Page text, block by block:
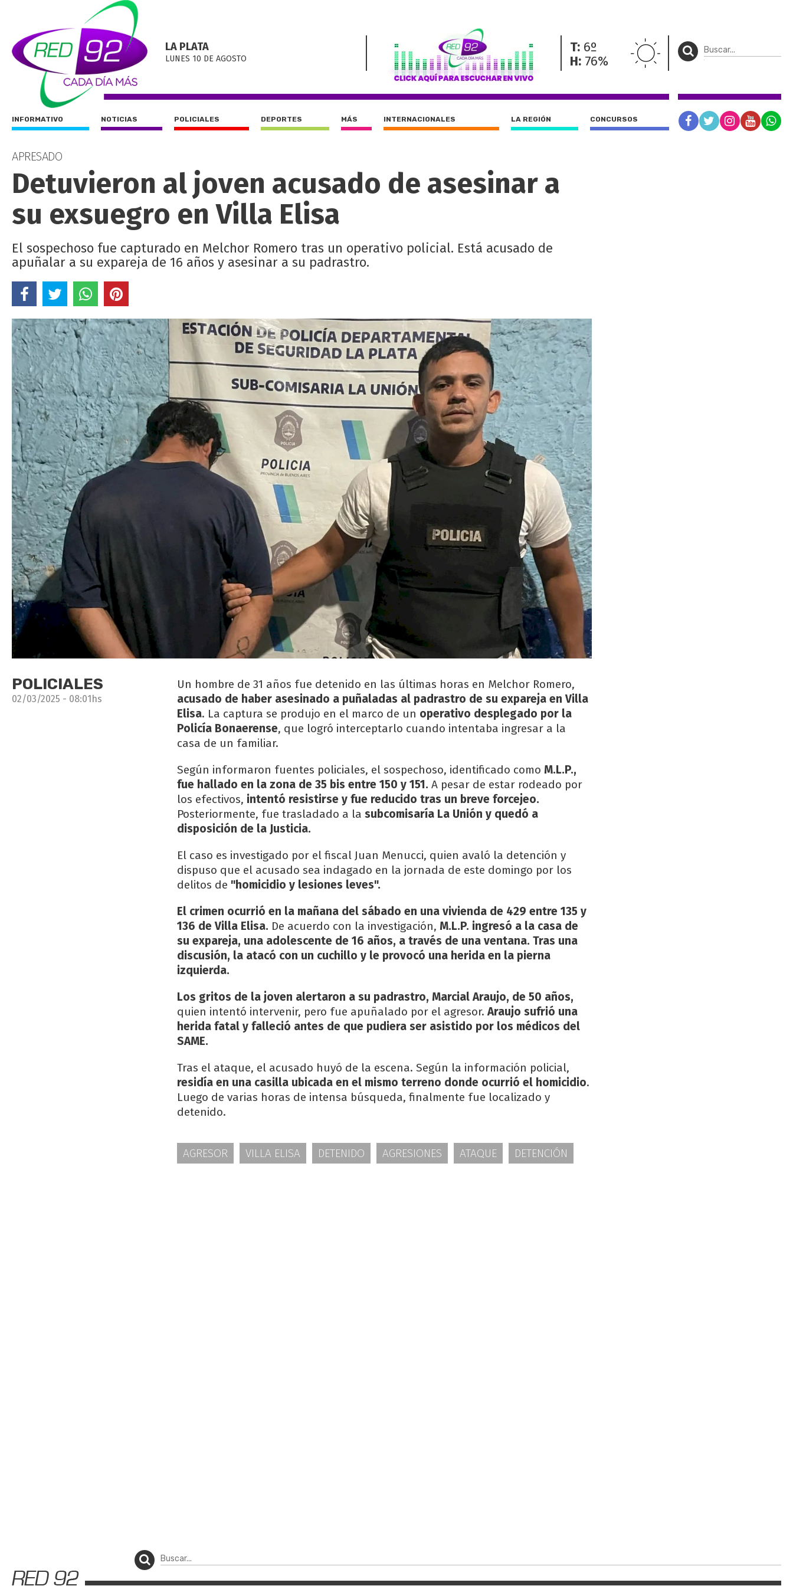
LA PLATA
LUNES 10 DE AGOSTO
T: 6º
H: 76%
INFORMATIVO NOTICIAS POLICIALES DEPORTES MÁS INTERNACIONALES LA REGIÓN CONCURSOS
APRESADO
Detuvieron al joven acusado de asesinar a
su exsuegro en Villa Elisa
El sospechoso fue capturado en Melchor Romero tras un operativo policial. Está acusado de
apuñalar a su expareja de 16 años y asesinar a su padrastro.
POLICIALES
02/03/2025 - 08:01hs
Un hombre de 31 años fue detenido en las últimas horas en Melchor Romero,
acusado de haber asesinado a puñaladas al padrastro de su expareja en Villa
Elisa. La captura se produjo en el marco de un operativo desplegado por la
Policía Bonaerense, que logró interceptarlo cuando intentaba ingresar a la
casa de un familiar.
Según informaron fuentes policiales, el sospechoso, identificado como M.L.P.,
fue hallado en la zona de 35 bis entre 150 y 151. A pesar de estar rodeado por
los efectivos, intentó resistirse y fue reducido tras un breve forcejeo.
Posteriormente, fue trasladado a la subcomisaría La Unión y quedó a
disposición de la Justicia.
El caso es investigado por el fiscal Juan Menucci, quien avaló la detención y
dispuso que el acusado sea indagado en la jornada de este domingo por los
delitos de "homicidio y lesiones leves".
El crimen ocurrió en la mañana del sábado en una vivienda de 429 entre 135 y
136 de Villa Elisa. De acuerdo con la investigación, M.L.P. ingresó a la casa de
su expareja, una adolescente de 16 años, a través de una ventana. Tras una
discusión, la atacó con un cuchillo y le provocó una herida en la pierna
izquierda.
Los gritos de la joven alertaron a su padrastro, Marcial Araujo, de 50 años,
quien intentó intervenir, pero fue apuñalado por el agresor. Araujo sufrió una
herida fatal y falleció antes de que pudiera ser asistido por los médicos del
SAME.
Tras el ataque, el acusado huyó de la escena. Según la información policial,
residía en una casilla ubicada en el mismo terreno donde ocurrió el homicidio.
Luego de varias horas de intensa búsqueda, finalmente fue localizado y
detenido.
AGRESOR VILLA ELISA DETENIDO AGRESIONES ATAQUE DETENCIÓN